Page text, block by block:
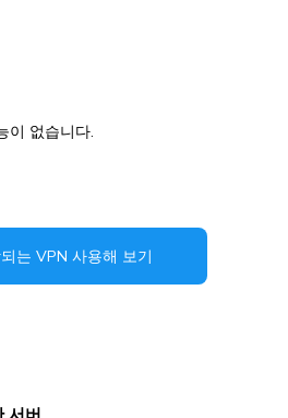
이 없습니다.
는 VPN 사용해 보기